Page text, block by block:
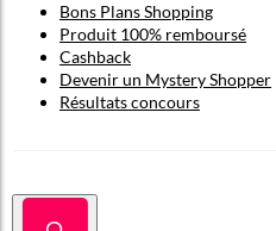
Bons Plans Shopping
Produit 100% remboursé
Cashback
Devenir un Mystery Shopper
Résultats concours